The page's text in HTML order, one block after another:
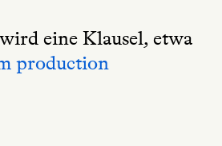
eine Klausel, etwa
production